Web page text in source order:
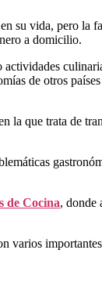
su vida, pero la
a domicilio.
de otros
la que trata de
de Cocina, donde
varios